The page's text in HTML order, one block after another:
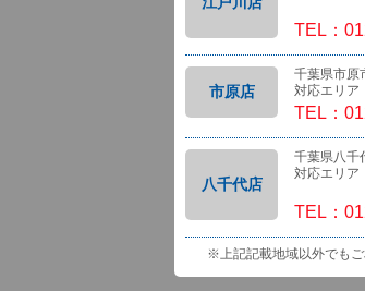
千葉
TEL：
市原店
千葉県市原
対応エリア
TEL：
八千代店
千葉県八千
対応エリア
千葉市
TEL：
※上記記載地域以外でもご